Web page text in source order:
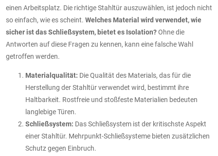
einen Arbeitsplatz. Die richtige Stahltür auszuwählen, ist jedoch nicht
so einfach, wie es scheint. Welches Material wird verwendet, wie
sicher ist das Schließsystem, bietet es Isolation?Ohne die
Antworten auf diese Fragen zu kennen, kann eine falsche Wahl
getroffen werden.
Materialqualität: Die Qualität des Materials, das für die
Herstellung der Stahltür verwendet wird, bestimmt ihre
Haltbarkeit. Rostfreie und stoßfeste Materialien bedeuten
langlebige Türen.
Schließsystem: Das Schließsystem ist der kritischste Aspekt
einer Stahltür. Mehrpunkt-Schließsysteme bieten zusätzlichen
Schutz gegen Einbruch.